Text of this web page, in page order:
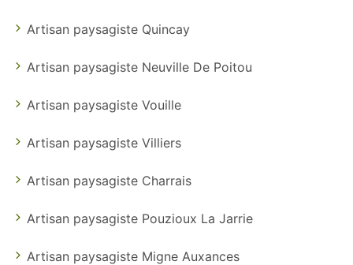
Artisan paysagiste Quincay
Artisan paysagiste Neuville De Poitou
Artisan paysagiste Vouille
Artisan paysagiste Villiers
Artisan paysagiste Charrais
Artisan paysagiste Pouzioux La Jarrie
Artisan paysagiste Migne Auxances